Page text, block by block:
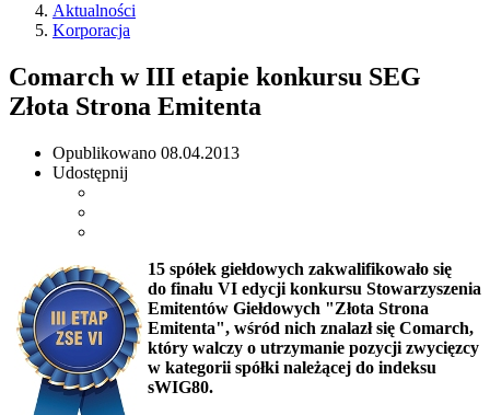
Aktualności
Korporacja
Comarch w III etapie konkursu SEG
Złota Strona Emitenta
Opublikowano 08.04.2013
Udostępnij
15 spółek giełdowych zakwalifikowało się
do finału VI edycji konkursu Stowarzyszenia
Emitentów Giełdowych "Złota Strona
Emitenta", wśród nich znalazł się Comarch,
który walczy o utrzymanie pozycji zwycięzcy
w kategorii spółki należącej do indeksu
sWIG80.